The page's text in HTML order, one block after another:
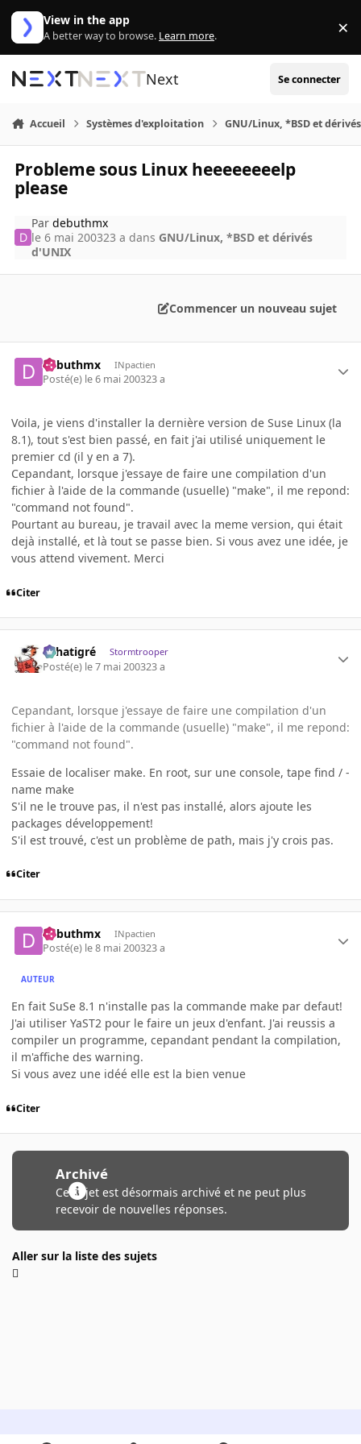
Aller au contenu
View in the app
A better way to browse. Learn more. ×
Next Se connecter
Accueil Systèmes d'exploitation GNU/Linux, *BSD et
Probleme sous Linux heeeeeeeelp
please
Pardebuthmx
le 6 mai 200323 a dans GNU/Linux, *BSD et dérivés
d'UNIX
Commencer un nouveau sujet
debuthmx INpactien
Posté(e) le 6 mai 200323 a
Voila, je viens d'installer la dernière version de Suse Linux (la
8.1), tout s'est bien passé, en fait j'ai utilisé uniquement le
premier cd (il y en a 7).
Cepandant, lorsque j'essaye de faire une compilation d'un
fichier à l'aide de la commande (usuelle) "make", il me repond:
"command not found".
Pourtant au bureau, je travail avec la meme version, qui était
dejà installé, et là tout se passe bien. Si vous avez une idée, je
vous attend vivement. Merci
Citer
r.chatigré Stormtrooper
Posté(e) le 7 mai 200323 a
Cepandant, lorsque j'essaye de faire une compilation d'un
fichier à l'aide de la commande (usuelle) "make", il me repond:
"command not found".
Essaie de localiser make. En root, sur une console, tape find / -
name make
S'il ne le trouve pas, il n'est pas installé, alors ajoute les
packages développement!
S'il est trouvé, c'est un problème de path, mais j'y crois pas.
Citer
debuthmx INpactien
Posté(e) le 8 mai 200323 a
AUTEUR
En fait SuSe 8.1 n'installe pas la commande make par defaut!
J'ai utiliser YaST2 pour le faire un jeux d'enfant. J'ai reussis a
compiler un programme, cepandant pendant la compilation,
il m'affiche des warning.
Si vous avez une idéé elle est la bien venue
Citer
Archivé
Ce sujet est désormais archivé et ne peut plus
recevoir de nouvelles réponses.
Aller sur la liste des sujets